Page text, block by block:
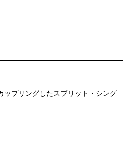
プリングしたスプリット・シング